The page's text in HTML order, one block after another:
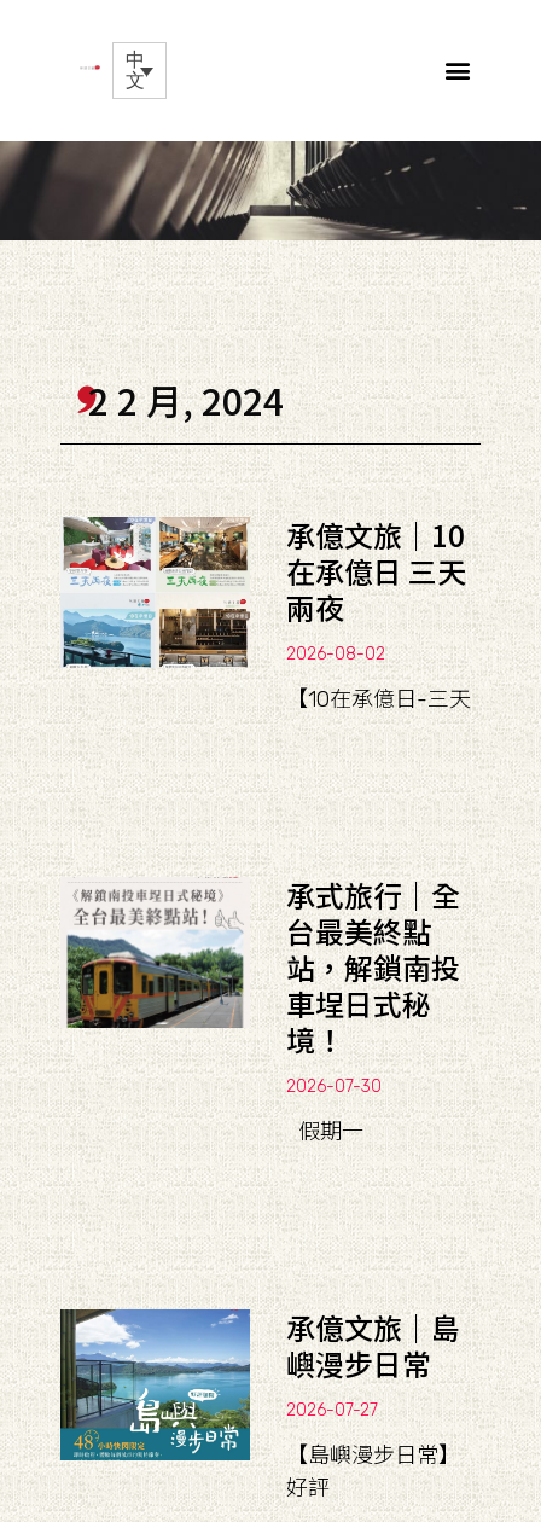
中
文
2 2 月, 2024
承億文旅｜10
在承億日 三天
兩夜
2026-08-02
【10在承億日-三天
承式旅行｜全
台最美終點
站，解鎖南投
車埕日式秘
境！
2026-07-30
假期一
承億文旅｜島
嶼漫步日常
2026-07-27
【島嶼漫步日常】
好評